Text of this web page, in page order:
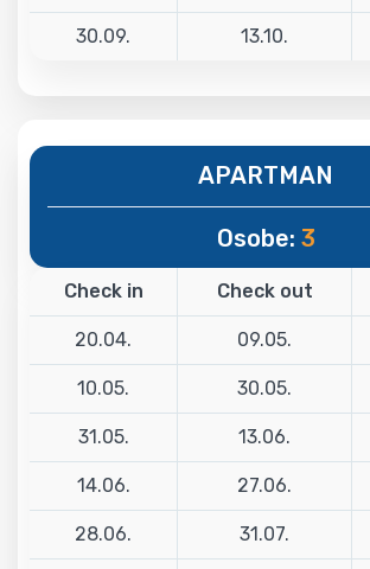
30.09. 13.10.
APARTMAN
Osobe: 3
Check in Check out
20.04. 09.05.
10.05. 30.05.
31.05. 13.06.
14.06. 27.06.
28.06. 31.07.